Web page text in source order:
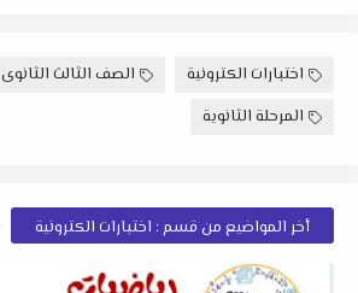
اختبارات الكترونية
الصف الثالث الثانوى
المرحلة الثانوية
أخر المواضيع من قسم : اختبارات الكترونية